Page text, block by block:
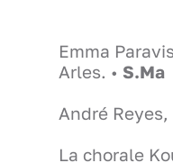
Emma
Arles. • S.Ma
André
La chorale